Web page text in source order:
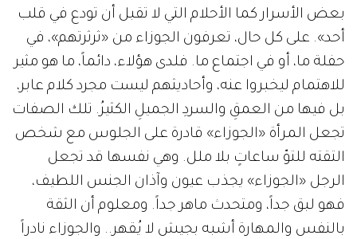
بعض الأسرار كما الأحلام التي لا تقبل أن تودع في قلب
أحد». على كل حال، تعرفون الجوزاء من «ثرثرتهم»، في
حفلة ما، أو في اجتماع ما. فلدى هؤلاء، دائماً، ما هو مثير
للاهتمام ليخبروا عنه، وأحاديثهم ليست مجرد كلام عابر،
بل فيها من العمقِ والسردِ الجميلِ الكثيرُ. تلك الصفات
تجعل المرأة «الجوزاء» قادرة على الجلوس مع شخص
التقته للتوّ ساعاتٍ بلا ملل. وهي نفسها قد تجعل
الرجل «الجوزاء» يجذب عيون وآذان الجنس اللطيف،
فهو لبق جداً، ومتحدث ماهر جداً. ومعلوم أن الثقة
بالنفس والمهارة أشبه بجيش لا يُقهر.. والجوزاء نادراً